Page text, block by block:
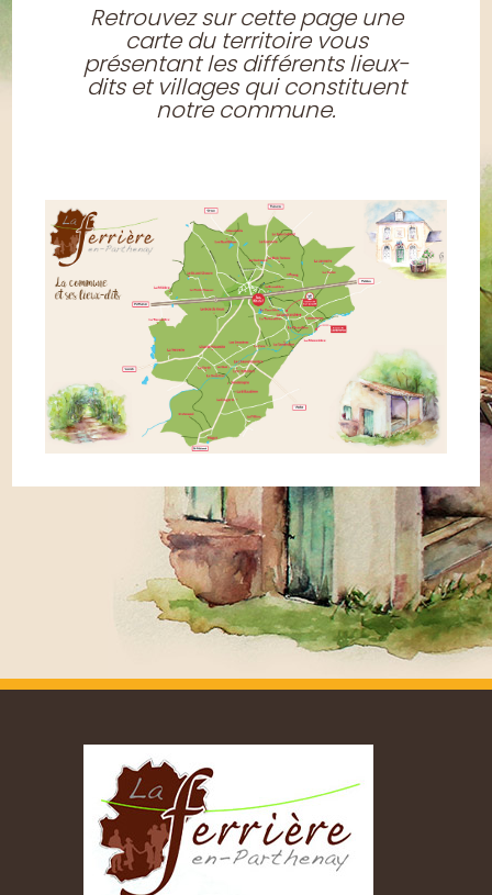
Retrouvez sur cette page une
carte du territoire vous
présentant les différents lieux-
dits et villages qui constituent
notre commune.